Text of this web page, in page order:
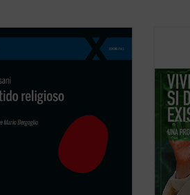
religioso
es el primer volumen
Básico de Cristianismo, en el
y de experiencia. El libro
en el sentido religioso la
El
hacer
aporta
torno
ficha)